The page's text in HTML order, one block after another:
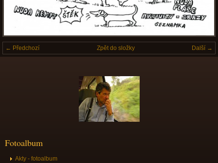
← Předchozí Další →
Zpět do složky
Fotoalbum
Akty - fotoalbum